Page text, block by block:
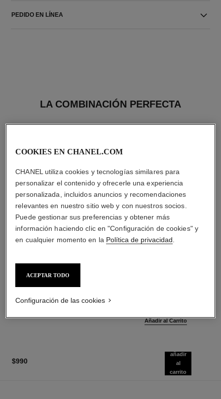
PEDIDO EN LÍNEA
LA COMBINACIÓN PERFECTA
Ref. 182350
$900*
Añadir al Carrito
$990
añadir
al
carrito
COOKIES EN CHANEL.COM
CHANEL utiliza cookies y tecnologías similares para
personalizar el contenido y ofrecerle una experiencia
personalizada, incluidos anuncios y recomendaciones
relevantes en nuestro sitio web y con nuestros socios.
Puede gestionar sus preferencias y obtener más
información haciendo clic en "Configuración de cookies" y
en cualquier momento en la Política de privacidad
ACEPTAR TODO
Configuración de las cookies